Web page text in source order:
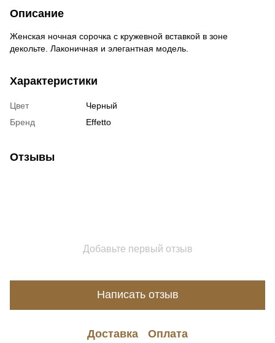
Описание
Женская ночная сорочка с кружевной вставкой в зоне
декольте. Лаконичная и элегантная модель.
Характеристики
Цвет
Черный
Бренд
Effetto
Отзывы
Добавьте первый отзыв
Написать отзыв
Доставка Оплата